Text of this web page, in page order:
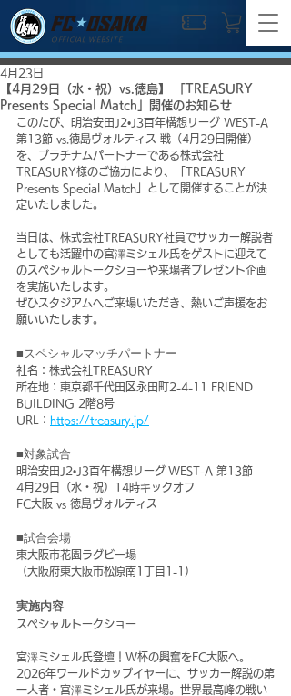
OFFICIAL WEBSITE
【4月29日（水・祝）vs.徳島】 「TREASURY
Presents Special Match」開催のお知らせ
4月23日
このたび、明治安田J2•J3百年構想リーグ WEST-A
第13節 vs.徳島ヴォルティス 戦（4月29日開催）
を、プラチナムパートナーである株式会社
TREASURY様のご協力により、「TREASURY
Presents Special Match」として開催することが決
定いたしました。
当日は、株式会社TREASURY社員でサッカー解説者
としても活躍中の宮澤ミシェル氏をゲストに迎えて
のスペシャルトークショーや来場者プレゼント企画
を実施いたします。
ぜひスタジアムへご来場いただき、熱いご声援をお
願いいたします。
■スペシャルマッチパートナー
社名：株式会社TREASURY
所在地：東京都千代田区永田町2-4-11 FRIEND
BUILDING 2階8号
URL： https://treasury.jp/
■対象試合
明治安田J2•J3百年構想リーグ WEST-A 第13節
4月29日（水・祝）14時キックオフ
FC大阪 vs 徳島ヴォルティス
■試合会場
東大阪市花園ラグビー場
（大阪府東大阪市松原南1丁目1-1）
実施内容
スペシャルトークショー
宮澤ミシェル氏登壇！W杯の興奮をFC大阪へ。
2026年ワールドカップイヤーに、サッカー解説の第
一人者・宮澤ミシェル氏が来場。世界最高峰の戦い